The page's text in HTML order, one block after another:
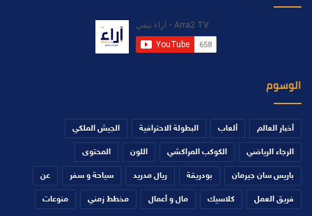
الوسوم
أخبار العالم ألعاب البطولة الاحترافية الجيش الملكي
الرجاء الرياضي الكوكب المراكشي اللون المحتوى
باريس سان جيرمان بودريقة ريال مدريد سياحة و سفر عن
فريق العمل كلاسيك مال و أعمال مخطط زمني منوعات